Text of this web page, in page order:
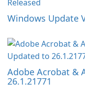
Windows Update
Adobe Acrobat &
26.1.21771